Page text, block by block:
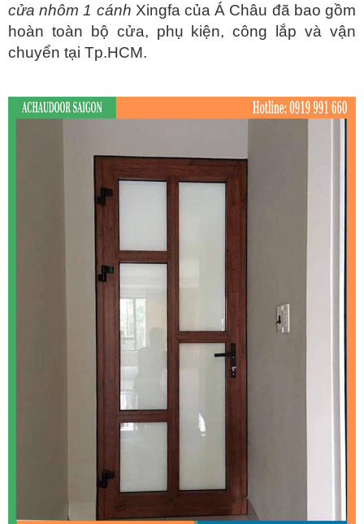
cửa nhôm 1 cánh Xingfa của Á Châu đã bao gồm
hoàn toàn bộ cửa, phụ kiện, công lắp và vận
chuyển tại Tp.HCM.